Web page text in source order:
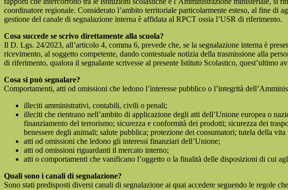
coordinatore regionale. Considerato l’ambito territoriale particolarmente esteso, al fine
gestione del canale di segnalazione interna è affidata al RPCT ossia l’USR di riferimento.
Cosa succede se scrivo direttamente alla scuola?
Il D. Lgs. 24/2023, all’articolo 4, comma 6, prevede che, se la segnalazione interna è
ricevimento, al soggetto competente, dando contestuale notizia della trasmissione alla
di riferimento, qualora il segnalante scrivesse al presente Istituto Scolastico, quest’ultimo
Cosa si può segnalare?
Comportamenti, atti od omissioni che ledono l’interesse pubblico o l’integrità
illeciti amministrativi, contabili, civili o penali;
illeciti che rientrano nell’ambito di applicazione degli atti dell’Unione europea o
finanziamento del terrorismo; sicurezza e conformità dei prodotti; sicurezza dei
benessere degli animali; salute pubblica; protezione dei consumatori; tutela della
atti od omissioni che ledono gli interessi finanziari dell’Unione;
atti od omissioni riguardanti il mercato interno;
atti o comportamenti che vanificano l’oggetto o la finalità delle disposizioni di cui
Quali sono i canali di segnalazione?
Sono stati predisposti diversi canali di segnalazione ai quai accedere seguendo le regole